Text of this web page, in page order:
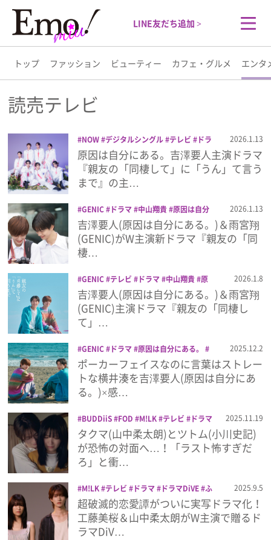
LINE友だち追加 >
トップ ファッション ビューティー カフェ・グルメ エンタ
トップ
ファッション
ビューティー
カフェ・グルメ
エンタメ
ライフスタイル
プレゼント
インタビュー
フィルム
Emoメン
ランキング
Emo!miuとは？
免責事項
読売テレビ
NOW デジタルシングル テレビ
ドラ
マ 原因は自分にある。 新曲 親友の
「同棲して」に「うん」て言うまで
読売
テレビ 音楽
2026.1.13
原因は自分にある。吉澤要人主演ドラマ
『親友の「同棲して」に「うん」て言う
まで』の主…
GENIC ドラマ 中山翔貴 原因は自分
にある。 古屋呂敏 吉澤要人
小方蒼介
親友の「同棲して」に「うん」て言うま
で 読売テレビ 雨宮翔
2026.1.13
吉澤要人(原因は自分にある。)＆雨宮翔
(GENIC)がW主演新ドラマ『親友の「同
棲…
GENIC テレビ ドラマ 中山翔貴 原
因は自分にある。 古屋呂敏
吉澤要人
小方蒼介 平木幹太 親友の「同棲して」
に「うん」て言うまで
読売テレビ
雨宮
翔
2026.1.8
吉澤要人(原因は自分にある。)＆雨宮翔
(GENIC)主演ドラマ『親友の「同棲し
て」…
GENIC ドラマ 原因は自分にある。
吉澤要人 親友の「同棲して」に「うん」
て言うまで 読売テレビ 雨宮翔
2025.12.2
ポーカーフェイスなのに言葉はストレー
トな横井湊を吉澤要人(原因は自分にあ
る。)×感…
BUDDiiS FOD M!LK テレビ
ドラマ
ドラマDiVE
小川史記 山中柔太朗
悪
いのはあなたです 読売テレビ
2025.11.19
タクマ(山中柔太朗)とツトム(小川史記)
が恐怖の対面へ…！「ラスト怖すぎだ
ろ」と衝…
M!LK テレビ ドラマ ドラマDiVE ふ
せでぃ 山中柔太朗 悪いのはあなたです
読売テレビ
2025.9.5
超破滅的恋愛譚がついに実写ドラマ化！
工藤美桜＆山中柔太朗がW主演で贈るド
ラマDiV…